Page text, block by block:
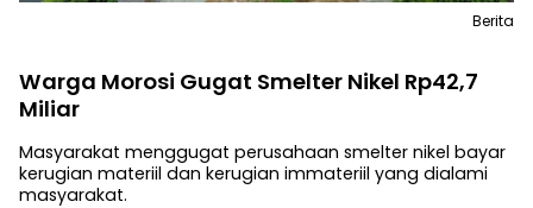
Warga Morosi Gugat Smelter Nikel Rp42,7
Miliar
Masyarakat menggugat perusahaan smelter nikel bayar
kerugian materiil dan kerugian immateriil yang dialami
masyarakat.
Berita